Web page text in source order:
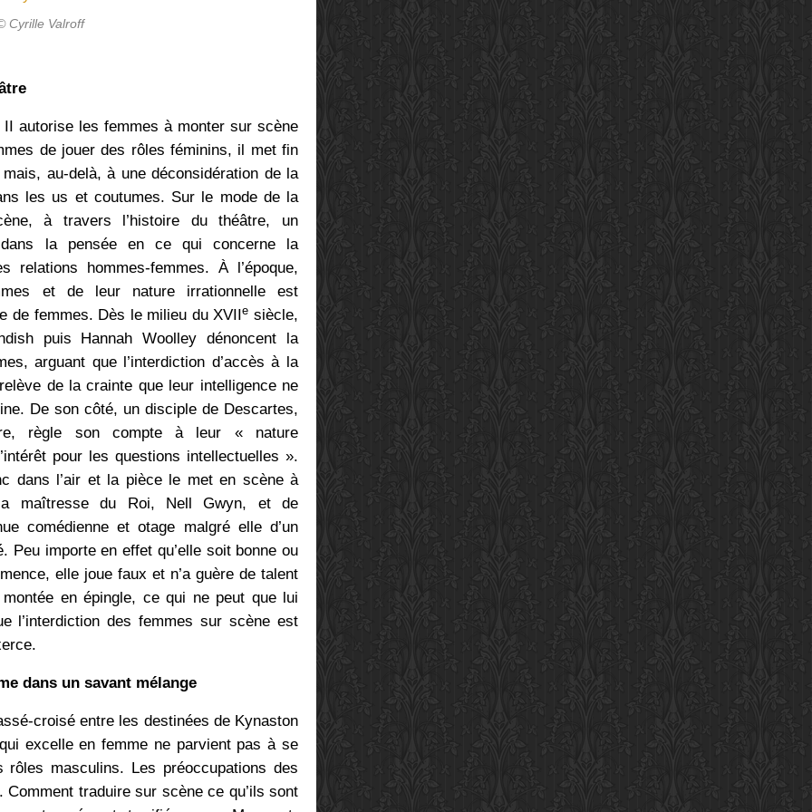
Cyrille Valroff
II autorise les femmes à monter sur scène
de jouer des rôles féminins, il met fin
au-delà, à une déconsidération de la
les us et coutumes. Sur le mode de la
à travers l’histoire du théâtre, un
la pensée en ce qui concerne la
relations hommes-femmes. À l’époque,
et de leur nature irrationnelle est
de femmes. Dès le milieu du XVIIe siècle,
puis Hannah Woolley dénoncent la
arguant que l’interdiction d’accès à la
de la crainte que leur intelligence ne
De son côté, un disciple de Descartes,
règle son compte à leur « nature
pour les questions intellectuelles ».
dans l’air et la pièce le met en scène à
maîtresse du Roi, Nell Gwyn, et de
comédienne et otage malgré elle d’un
Peu importe en effet qu’elle soit bonne ou
elle joue faux et n’a guère de talent
en épingle, ce qui ne peut que lui
l’interdiction des femmes sur scène est
dans un savant mélange
croisé entre les destinées de Kynaston
excelle en femme ne parvient pas à se
rôles masculins. Les préoccupations des
traduire sur scène ce qu’ils sont